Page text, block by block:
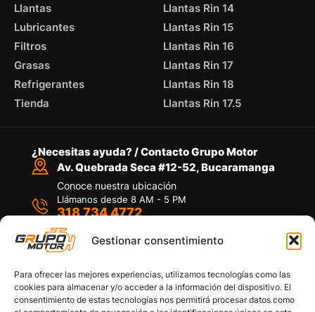
Gestionar consentimiento
Para ofrecer las mejores experiencias, utilizamos tecnologías como las
cookies para almacenar y/o acceder a la información del dispositivo. El
consentimiento de estas tecnologías nos permitirá procesar datos como
Llantas
Lubricantes
Filtros
Grasas
Refrigerantes
Tienda
Llantas Rin 14
Llantas Rin 15
Llantas Rin 16
Llantas Rin 17
Llantas Rin 18
Llantas Rin 17.5
¿Necesitas ayuda? / Contacto Grupo Motor
Av. Quebrada Seca #12-52, Bucaramanga
Conoce nuestra ubicación
Llámanos desde 8 AM - 5 PM
318 734 4772
Por medio de WhatsApp